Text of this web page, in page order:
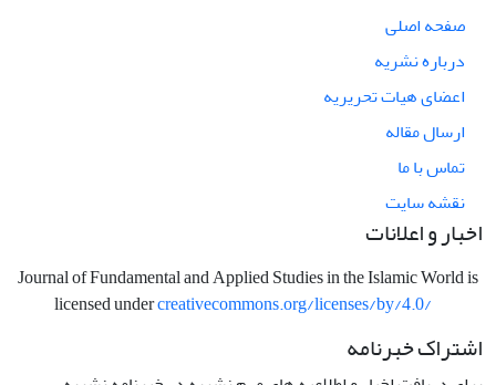
صفحه اصلی
درباره نشریه
اعضای هیات تحریریه
ارسال مقاله
تماس با ما
نقشه سایت
اخبار و اعلانات
Journal of Fundamental and Applied Studies in the Islamic World is
licensed undercreativecommons.org/licenses/by/4.0/
اشتراک خبرنامه